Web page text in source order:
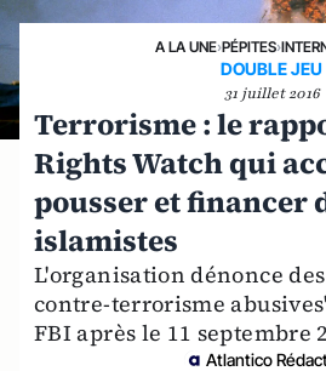
A LA UNE›PÉPITES›
DOUBLE JEU
31 juillet 2016
Terrorisme : le
Rights Watch qui
pousser et financer
islamistes
L'organisation dénonce
contre-terrorisme
FBI après le 11 septembre
Atlantico